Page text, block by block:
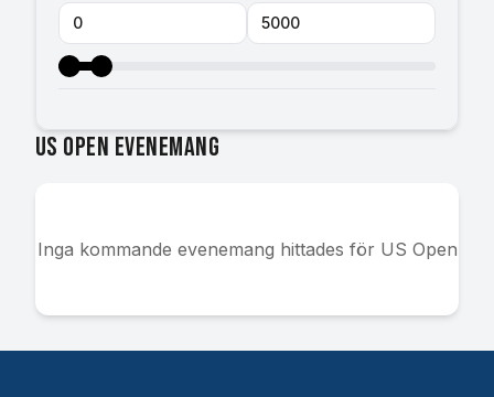
US Open evenemang
Inga kommande evenemang hittades för US Open